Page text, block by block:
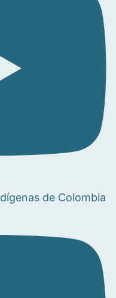
de Colombia